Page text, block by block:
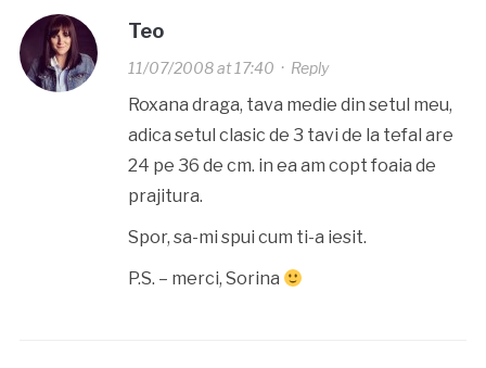
Teo
11/07/2008 at 17:40 · Reply
Roxana draga, tava medie din setul meu,
adica setul clasic de 3 tavi de la tefal are
24 pe 36 de cm. in ea am copt foaia de
prajitura.
Spor, sa-mi spui cum ti-a iesit.
P.S. – merci, Sorina